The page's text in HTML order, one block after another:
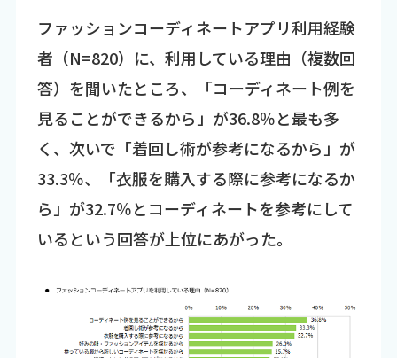
ファッションコーディネートアプリ利用経験
者（N=820）に、利用している理由（複数回
答）を聞いたところ、「コーディネート例を
見ることができるから」が36.8％と最も多
く、次いで「着回し術が参考になるから」が
33.3％、「衣服を購入する際に参考になるか
ら」が32.7％とコーディネートを参考にして
いるという回答が上位にあがった。